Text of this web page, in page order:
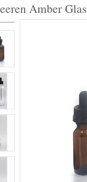
Amber